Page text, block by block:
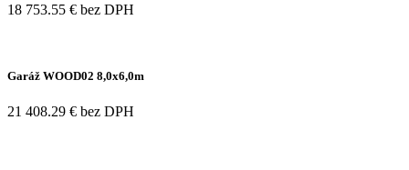
18 753.55 € bez DPH
Garáž WOOD02 8,0x6,0m
21 408.29 € bez DPH